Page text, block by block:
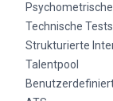
Technische Tests
Strukturierte
Talentpool